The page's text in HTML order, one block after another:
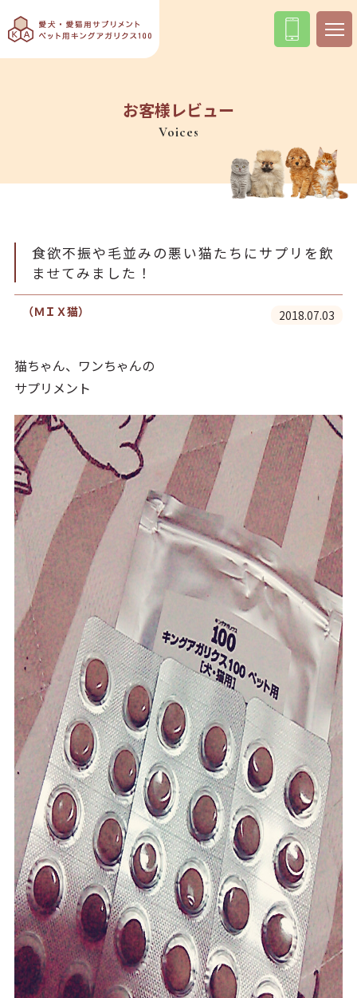
お客様レビュー
Voices
食欲不振や毛並みの悪い猫たちにサプリを飲
ませてみました！
（ＭＩＸ猫） 2018.07.03
猫ちゃん、ワンちゃんの
サプリメント